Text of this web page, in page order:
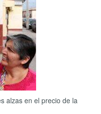
alzas en el precio de la